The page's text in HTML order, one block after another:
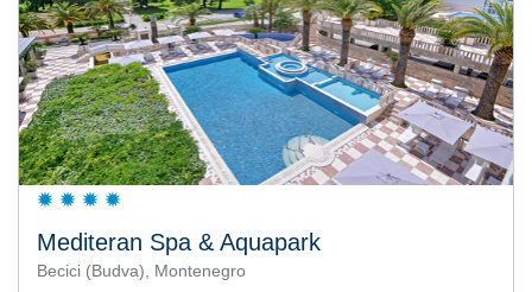
Mediteran Spa & Aquapark
Becici (Budva), Montenegro